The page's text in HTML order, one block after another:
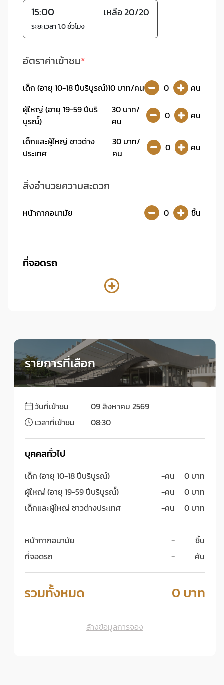
15:00 เหลือ 20/20
ระยะเวลา 1.0 ชั่วโมง
อัตราค่าเข้าชม
เด็ก (อายุ 10-18 ปีบริบูรณ์)10 บาท/คน
คน
ผู้ใหญ่ (อายุ 19-59 ปีบริ
บูรณ์์)
30 บาท/
คน
คน
เด็กและผู้ใหญ่ ชาวต่าง
ประเทศ
30 บาท/
คน
คน
สิ่งอำนวยความสะดวก
หน้ากากอนามัย ชิ้น
ที่จอดรถ
รายการที่เลือก
วันที่เข้าชม
09 สิงหาคม 2569
เวลาที่เข้าชม
08:30
บุคคลทั่วไป
เด็ก (อายุ 10-18 ปีบริบูรณ์) -คน
0 บาท
ผู้ใหญ่ (อายุ 19-59 ปีบริบูรณ์์)
-คน
0 บาท
เด็กและผู้ใหญ่ ชาวต่างประเทศ
-คน 0 บาท
หน้ากากอนามัย -
ชิ้น
ที่จอดรถ
- คัน
รวมทั้งหมด 0 บาท
ล้างข้อมูลการจอง